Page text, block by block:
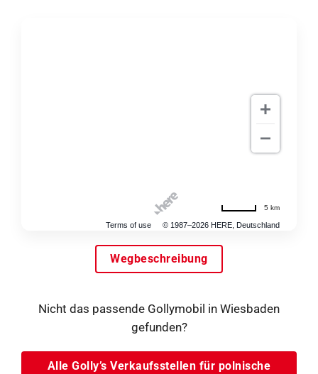
Terms of use © 1987–2026 HERE, Deutschland
5 km
Wegbeschreibung
Nicht das passende Gollymobil in Wiesbaden
gefunden?
Alle Golly’s Verkaufsstellen für polnische